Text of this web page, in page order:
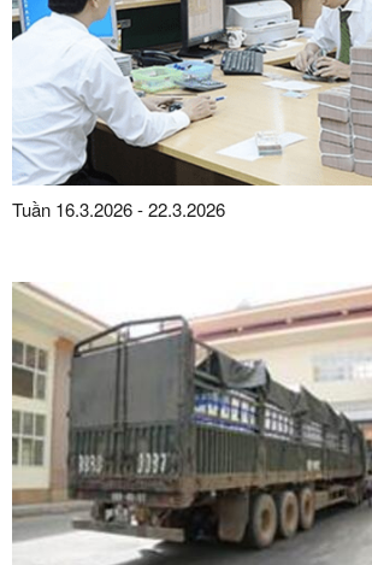
Tuần 16.3.2026 - 22.3.2026